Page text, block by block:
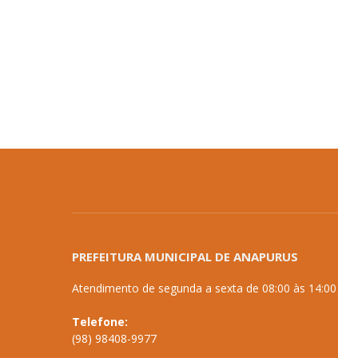
PREFEITURA MUNICIPAL DE ANAPURUS
Atendimento de segunda a sexta de 08:00 às 14:00
Telefone:
(98) 98408-9977